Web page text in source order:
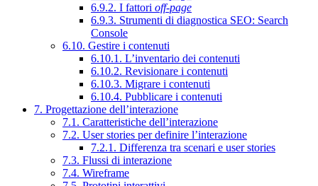
6.9.2. I fattori off-page
6.9.3. Strumenti di diagnostica SEO: Search
Console
6.10. Gestire i contenuti
6.10.1. L’inventario dei contenuti
6.10.2. Revisionare i contenuti
6.10.3. Migrare i contenuti
6.10.4. Pubblicare i contenuti
7. Progettazione dell’interazione
7.1. Caratteristiche dell’interazione
7.2. User stories per definire l’interazione
7.2.1. Differenza tra scenari e user stories
7.3. Flussi di interazione
7.4. Wireframe